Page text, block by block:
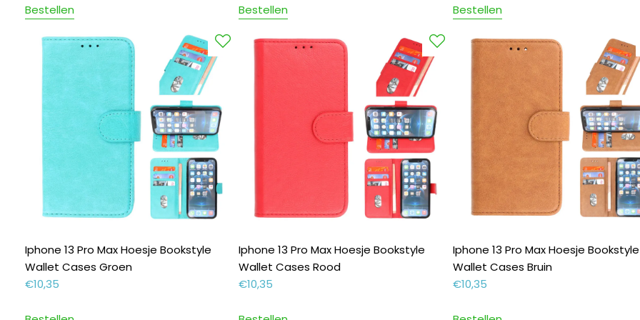
Bestellen Bestellen Bestellen
Iphone 13 Pro Max Hoesje Bookstyle
Wallet Cases Groen
€10,35
Iphone 13 Pro Max Hoesje Bookstyle
Wallet Cases Rood
€10,35
Iphone 13 Pro Max Hoesje Bookstyle
Wallet Cases Bruin
€10,35